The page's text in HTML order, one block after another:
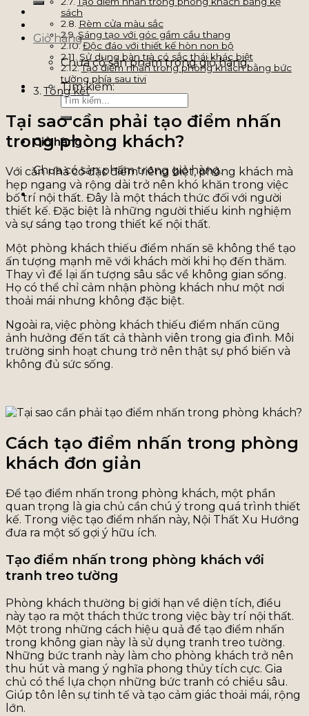
Giỏ hàng
Chưa có sản phẩm trong giỏ hàng.
Tìm kiếm:
Giỏ hàng
Chưa có sản phẩm trong giỏ hàng.
sách
Rèm cửa màu sắc
Sáng tạo với góc gầm cầu thang
Độc đáo với thiết kế hòn non bộ
Sử dụng bàn trà có sắc thái khác biệt
Tạo điểm nhấn trong phòng khách bằng bức
tường phía sau tivi
Tổng kết
Tại sao cần phải tạo điểm nhấn
trong phòng khách?
Với căn nhà có đặc điểm riêng biệt, phòng khách mà
hẹp ngang và rộng dài trở nên khó khăn trong việc
bố trí nội thất. Đây là một thách thức đối với người
thiết kế. Đặc biệt là những người thiếu kinh nghiệm
và sự sáng tạo trong thiết kế nội thất.
Một phòng khách thiếu điểm nhấn sẽ không thể tạo
ấn tượng mạnh mẽ với khách mời khi họ đến thăm.
Thay vì để lại ấn tượng sâu sắc về không gian sống.
Họ có thể chỉ cảm nhận phòng khách như một nơi
thoải mái nhưng không đặc biệt.
Ngoài ra, việc phòng khách thiếu điểm nhấn cũng
ảnh hưởng đến tất cả thành viên trong gia đình. Môi
trường sinh hoạt chung trở nên thật sự phổ biến và
không đủ sức sống.
Cách tạo điểm nhấn trong phòng
khách đơn giản
Để tạo điểm nhấn trong phòng khách, một phần
quan trọng là gia chủ cần chú ý trong quá trình thiết
kế. Trong việc tạo điểm nhấn này, Nội Thất Xu Hướng
đưa ra một số gợi ý hữu ích.
Tạo điểm nhấn trong phòng khách với
tranh treo tường
Phòng khách thường bị giới hạn về diện tích, điều
này tạo ra một thách thức trong việc bày trí nội thất.
Một trong những cách hiệu quả để tạo điểm nhấn
trong không gian này là sử dụng tranh treo tường.
Những bức tranh này làm cho phòng khách trở nên
thu hút và mang ý nghĩa phong thủy tích cực. Gia
chủ có thể lựa chọn những bức tranh có chiều sâu.
Giúp tôn lên sự tinh tế và tạo cảm giác thoải mái, rộng
lớn.